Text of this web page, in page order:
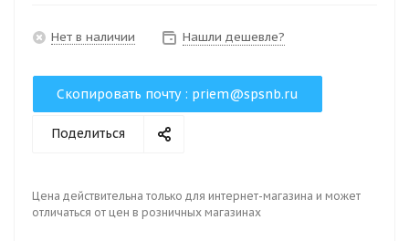
Нет в наличии Нашли дешевле?
Скопировать почту : priem@spsnb.ru
Поделиться
Цена действительна только для интернет-магазина и может
отличаться от цен в розничных магазинах